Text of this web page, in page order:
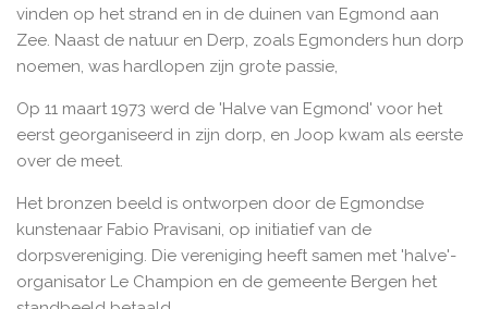
vinden op het strand en in de duinen van Egmond aan
Zee. Naast de natuur en Derp, zoals Egmonders hun dorp
noemen, was hardlopen zijn grote passie,
Op 11 maart 1973 werd de 'Halve van Egmond' voor het
eerst georganiseerd in zijn dorp, en Joop kwam als eerste
over de meet.
Het bronzen beeld is ontworpen door de Egmondse
kunstenaar Fabio Pravisani, op initiatief van de
dorpsvereniging. Die vereniging heeft samen met 'halve'-
organisator Le Champion en de gemeente Bergen het